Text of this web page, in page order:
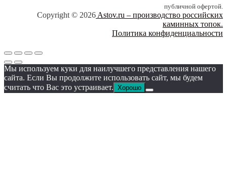
публичной офертой.
Copyright © 2026Astov.ru – производство российских
каминных топок.
Политика конфиденциальности
Мы используем куки для наилучшего представления нашего
сайта. Если Вы продолжите использовать сайт, мы будем
считать что Вас это устраивает. Хорошо